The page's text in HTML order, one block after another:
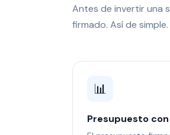
Antes de invertir una
firmado. Así de simple.
📊
Presupuesto